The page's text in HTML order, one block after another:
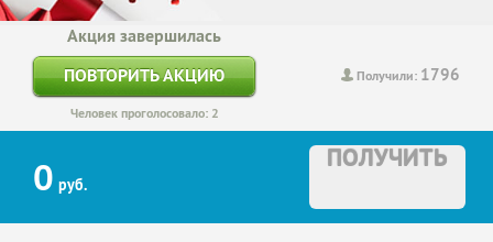
Получили: 1796
Акция завершилась
ПОВТОРИТЬ АКЦИЮ
Человек проголосовало: 2
0 руб.
ПОЛУЧИТЬ